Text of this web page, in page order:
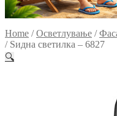
Home /Осветлување /
/ Ѕидна светилка – 6827
🔍